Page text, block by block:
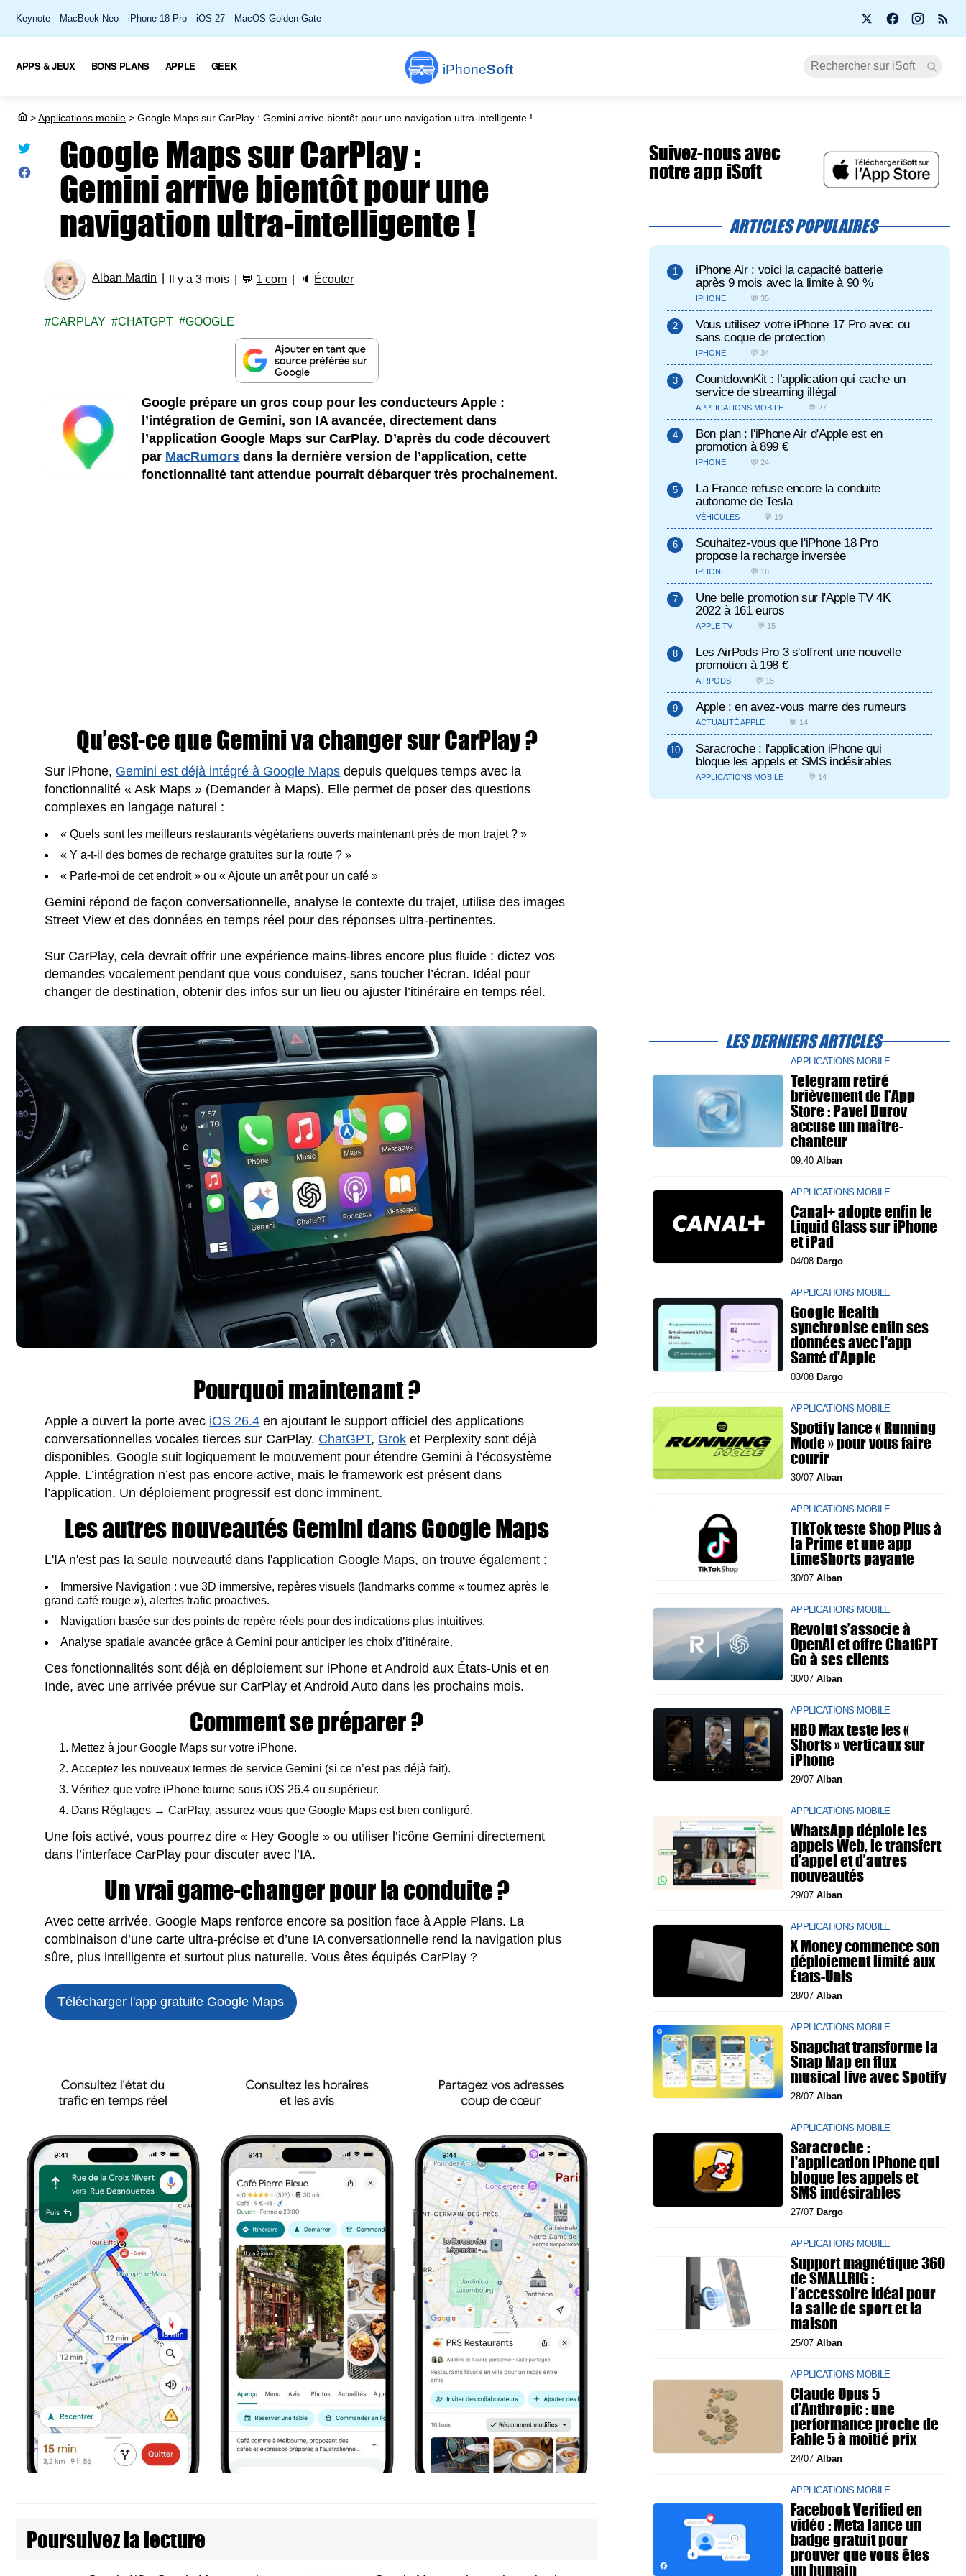
Keynote MacBook Neo iPhone 18 Pro iOS 27 MacOS Golden Gate
iPhoneSoft
APPS & JEUX BONS PLANS APPLE GEEK
>Applications mobile > Google Maps sur CarPlay : Gemini arrive bientôt pour une navigation ultra-intelligente !
Google Maps sur CarPlay :
Gemini arrive bientôt pour une
navigation ultra-intelligente !
Alban Martin Il y a 3 mois 💬 1 com 🔈 Écouter
CARPLAY CHATGPT GOOGLE
Google prépare un gros coup pour les conducteurs Apple :
l’intégration de Gemini, son IA avancée, directement dans
l’application Google Maps sur CarPlay. D’après du code découvert
par MacRumors dans la dernière version de l’application, cette
fonctionnalité tant attendue pourrait débarquer très prochainement.
Qu’est-ce que Gemini va changer sur CarPlay ?
Sur iPhone, Gemini est déjà intégré à Google Maps depuis quelques temps avec la
fonctionnalité « Ask Maps » (Demander à Maps). Elle permet de poser des questions
complexes en langage naturel :
« Quels sont les meilleurs restaurants végétariens ouverts maintenant près de mon trajet ? »
« Y a-t-il des bornes de recharge gratuites sur la route ? »
« Parle-moi de cet endroit » ou « Ajoute un arrêt pour un café »
Gemini répond de façon conversationnelle, analyse le contexte du trajet, utilise des images
Street View et des données en temps réel pour des réponses ultra-pertinentes.
Sur CarPlay, cela devrait offrir une expérience mains-libres encore plus fluide : dictez vos
demandes vocalement pendant que vous conduisez, sans toucher l’écran. Idéal pour
changer de destination, obtenir des infos sur un lieu ou ajuster l’itinéraire en temps réel.
Pourquoi maintenant ?
Apple a ouvert la porte avec iOS 26.4 en ajoutant le support officiel des applications
conversationnelles vocales tierces sur CarPlay. ChatGPT, Grok et Perplexity sont déjà
disponibles. Google suit logiquement le mouvement pour étendre Gemini à l’écosystème
Apple. L’intégration n’est pas encore active, mais le framework est présent dans
l’application. Un déploiement progressif est donc imminent.
Les autres nouveautés Gemini dans Google Maps
L'IA n'est pas la seule nouveauté dans l'application Google Maps, on trouve également :
Immersive Navigation : vue 3D immersive, repères visuels (landmarks comme « tournez après le
grand café rouge »), alertes trafic proactives.
Navigation basée sur des points de repère réels pour des indications plus intuitives.
Analyse spatiale avancée grâce à Gemini pour anticiper les choix d’itinéraire.
Ces fonctionnalités sont déjà en déploiement sur iPhone et Android aux États-Unis et en
Inde, avec une arrivée prévue sur CarPlay et Android Auto dans les prochains mois.
Comment se préparer ?
Mettez à jour Google Maps sur votre iPhone.
Acceptez les nouveaux termes de service Gemini (si ce n’est pas déjà fait).
Vérifiez que votre iPhone tourne sous iOS 26.4 ou supérieur.
Dans Réglages → CarPlay, assurez-vous que Google Maps est bien configuré.
Une fois activé, vous pourrez dire « Hey Google » ou utiliser l’icône Gemini directement
dans l’interface CarPlay pour discuter avec l’IA.
Un vrai game-changer pour la conduite ?
Avec cette arrivée, Google Maps renforce encore sa position face à Apple Plans. La
combinaison d’une carte ultra-précise et d’une IA conversationnelle rend la navigation plus
sûre, plus intelligente et surtout plus naturelle. Vous êtes équipés CarPlay ?
Télécharger l'app gratuite Google Maps
Poursuivez la lecture
Suivez-nous avec
notre app iSoft
ARTICLES POPULAIRES
iPhone Air : voici la capacité batterie
après 9 mois avec la limite à 90 %
IPHONE 💬 35
Vous utilisez votre iPhone 17 Pro avec ou
sans coque de protection
IPHONE 💬 34
CountdownKit : l’application qui cache un
service de streaming illégal
APPLICATIONS MOBILE 💬 27
Bon plan : l'iPhone Air d'Apple est en
promotion à 899 €
IPHONE 💬 24
La France refuse encore la conduite
autonome de Tesla
VÉHICULES 💬 19
Souhaitez-vous que l'iPhone 18 Pro
propose la recharge inversée
IPHONE 💬 16
Une belle promotion sur l'Apple TV 4K
2022 à 161 euros
APPLE TV 💬 15
Les AirPods Pro 3 s'offrent une nouvelle
promotion à 198 €
AIRPODS 💬 15
Apple : en avez-vous marre des rumeurs
ACTUALITÉ APPLE 💬 14
Saracroche : l'application iPhone qui
bloque les appels et SMS indésirables
APPLICATIONS MOBILE 💬 14
LES DERNIERS ARTICLES
APPLICATIONS MOBILE
Telegram retiré
brièvement de l’App
Store : Pavel Durov
accuse un maître-
chanteur
09:40 Alban
APPLICATIONS MOBILE
Canal+ adopte enfin le
Liquid Glass sur iPhone
et iPad
04/08 Dargo
APPLICATIONS MOBILE
Google Health
synchronise enfin ses
données avec l'app
Santé d'Apple
03/08 Dargo
APPLICATIONS MOBILE
Spotify lance « Running
Mode » pour vous faire
courir
30/07 Alban
APPLICATIONS MOBILE
TikTok teste Shop Plus à
la Prime et une app
LimeShorts payante
30/07 Alban
APPLICATIONS MOBILE
Revolut s’associe à
OpenAI et offre ChatGPT
Go à ses clients
30/07 Alban
APPLICATIONS MOBILE
HBO Max teste les «
Shorts » verticaux sur
iPhone
29/07 Alban
APPLICATIONS MOBILE
WhatsApp déploie les
appels Web, le transfert
d’appel et d’autres
nouveautés
29/07 Alban
APPLICATIONS MOBILE
X Money commence son
déploiement limité aux
États-Unis
28/07 Alban
APPLICATIONS MOBILE
Snapchat transforme la
Snap Map en flux
musical live avec Spotify
28/07 Alban
APPLICATIONS MOBILE
Saracroche :
l'application iPhone qui
bloque les appels et
SMS indésirables
27/07 Dargo
APPLICATIONS MOBILE
Support magnétique 360
de SMALLRIG :
l’accessoire idéal pour
la salle de sport et la
maison
25/07 Alban
APPLICATIONS MOBILE
Claude Opus 5
d’Anthropic : une
performance proche de
Fable 5 à moitié prix
24/07 Alban
APPLICATIONS MOBILE
Facebook Verified en
vidéo : Meta lance un
badge gratuit pour
prouver que vous êtes
un humain